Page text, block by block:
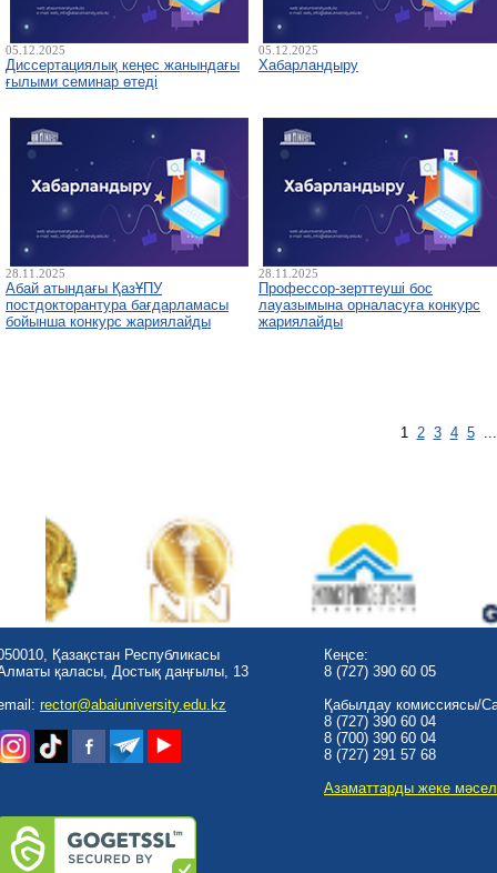
05.12.2025
Диссертациялық кеңес жанындағы
ғылыми семинар өтеді
05.12.2025
Хабарландыру
28.11.2025
Абай атындағы ҚазҰПУ
постдокторантура бағдарламасы
бойынша конкурс жариялайды
28.11.2025
Профессор-зерттеуші бос
лауазымына орналасуға конкурс
жариялайды
1 2 3 4 5
Қазақстан Республикасы
қаласы, Достық даңғылы, 13
rector@abaiuniversity.edu.kz
Кеңсе:
8 (727) 390 60 05
Қабылдау комиссиясы/
8 (727) 390 60 04
8 (700) 390 60 04
8 (727) 291 57 68
Азаматтарды жеке